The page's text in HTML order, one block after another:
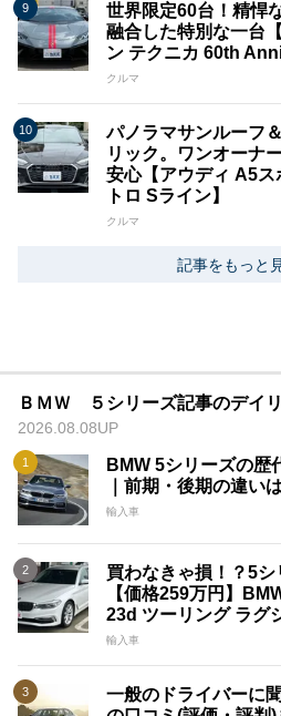
世界限定60台！精悍
融合した特別な一台
ン テクニカ 60th
クルマ
パノラマサンルーフ
リック。ワンオーナ
安心【アウディ A5ス
トロ Sライン】
クルマ
記事をもっと
ＢＭＷ ５シリーズ記事のデイ
2026.08.08UP
BMW 5シリーズの歴
｜前期・後期の違い
輸入車
買わなきゃ損！？5シ
【価格259万円】
23d ツーリング ラグ
輸入車
一般のドライバーに